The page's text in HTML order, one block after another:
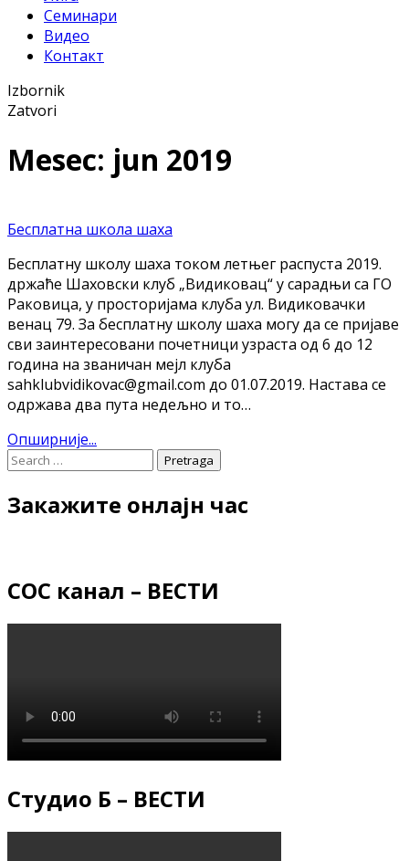
Семинари
Видео
Контакт
Izbornik
Zatvori
Mesec: jun 2019
Бесплатна школа шаха
Бесплатну школу шаха током летњег распуста 2019.
држаће Шаховски клуб „Видиковац“ у сарадњи са ГО
Раковица, у просторијама клуба ул. Видиковачки
венац 79. За бесплатну школу шаха могу да се пријаве
сви заинтересовани почетници узраста од 6 до 12
година на званичан мејл клуба
sahklubvidikovac@gmail.com до 01.07.2019. Настава се
одржава два пута недељно и то…
Опширније...
Закажите онлајн час
СОС канал – ВЕСТИ
Студио Б – ВЕСТИ